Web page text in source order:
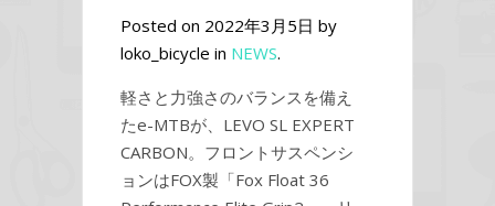
Posted on 2022年3月5日 by
loko_bicycle in NEWS.
軽さと力強さのバランスを備え
たe-MTBが、LEVO SL EXPERT
CARBON。フロントサスペンシ
ョンはFOX製「Fox Float 36